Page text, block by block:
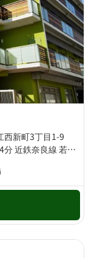
新町3丁目1-9
近鉄奈良線 八戸ノ里駅より徒歩14分 近鉄奈良線 若江岩田駅より徒歩17分